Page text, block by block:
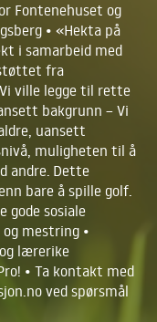
Fontenehuset og
• «Hekta på
i samarbeid med
fra
ville legge til rette
bakgrunn – Vi
uansett
muligheten til å
andre. Dette
bare å spille golf.
gode sosiale
mestring •
lærerike
• Ta kontakt med
ved spørsmål